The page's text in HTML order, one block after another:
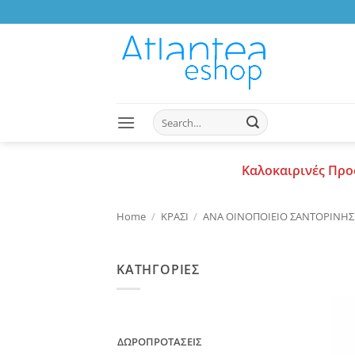
to
Search
for:
Καλοκαιρινές
Home / ΚΡΑΣΙ / ΑΝΑ ΟΙΝΟΠΟΙΕΙΟ ΣΑΝΤΟΡΙΝΗΣ
ΚΑΤΗΓΟΡΙΕΣ
ΔΩΡΟΠΡΟΤΑΣΕΙΣ